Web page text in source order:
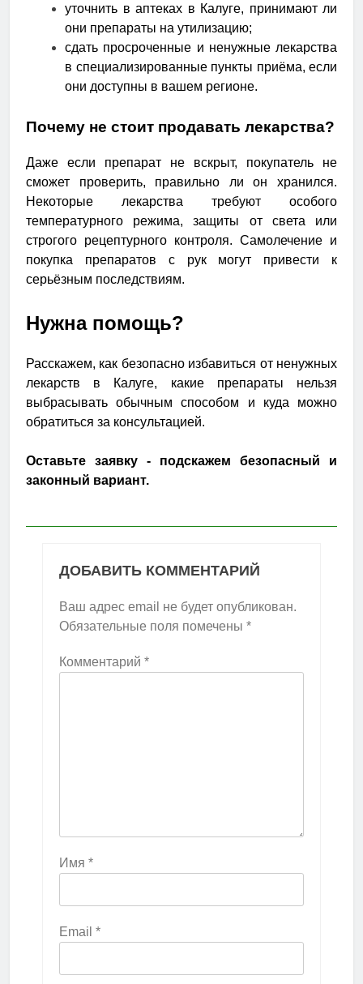
уточнить в аптеках в Калуге, принимают ли
они препараты на утилизацию;
сдать просроченные и ненужные лекарства
в специализированные пункты приёма, если
они доступны в вашем регионе.
Почему не стоит продавать лекарства?
Даже если препарат не вскрыт, покупатель не
сможет проверить, правильно ли он хранился.
Некоторые лекарства требуют особого
температурного режима, защиты от света или
строгого рецептурного контроля. Самолечение и
покупка препаратов с рук могут привести к
серьёзным последствиям.
Нужна помощь?
Расскажем, как безопасно избавиться от ненужных
лекарств в Калуге, какие препараты нельзя
выбрасывать обычным способом и куда можно
обратиться за консультацией.
Оставьте заявку - подскажем безопасный и
законный вариант.
ДОБАВИТЬ КОММЕНТАРИЙ
Ваш адрес email не будет опубликован.
Обязательные поля помечены *
Комментарий *
Имя *
Email *